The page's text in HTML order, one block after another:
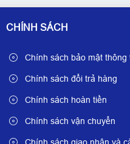
CHÍNH SÁCH
Chính sách bảo mật thông
Chính sách đổi trả hàng
Chính sách hoàn tiền
Chính sách vận chuyển